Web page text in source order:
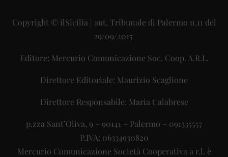
Copyright © ilSicilia | aut. Tribunale di Palermo n.11 del
29/09/2015
Editore: Mercurio Comunicazione Soc. Coop. A.R.L.
Direttore Editoriale: Maurizio Scaglione
Direttore Responsabile: Maria Calabrese
p.zza Sant’Oliva, 9 – 90141 – Palermo – 091335557
P.IVA: 06334930820
Mercurio Comunicazione Società Cooperativa a r.l. è